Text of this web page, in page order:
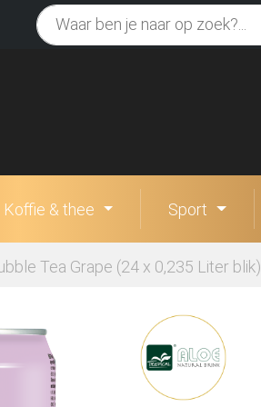
Koffie & thee Sport
Tea Grape (24 x 0,235 Liter blik)